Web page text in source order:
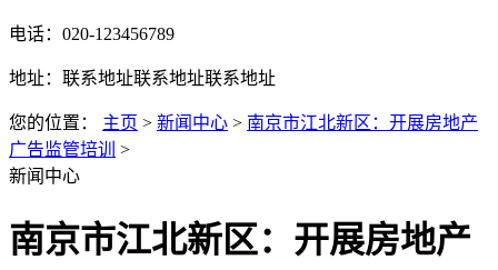
电话：020-123456789
地址：联系地址联系地址联系地址
您的位置： 主页 > 新闻中心 > 南京市江北新区：开展房地产
广告监管培训
>
新闻中心
南京市江北新区：开展房地产